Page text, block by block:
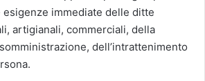
immediate delle ditte
artigianali, commerciali, della
dell’intrattenimento